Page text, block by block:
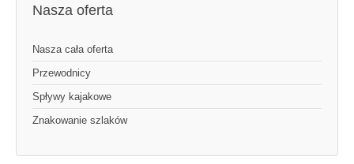
Nasza oferta
Nasza cała oferta
Przewodnicy
Spływy kajakowe
Znakowanie szlaków